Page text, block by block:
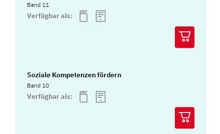
Band 11
Verfügbar als:
Soziale Kompetenzen fördern
Band 10
Verfügbar als: